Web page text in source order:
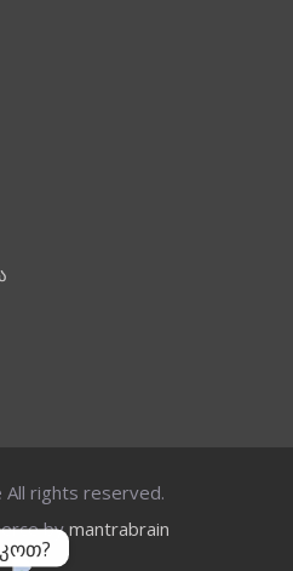
rights reserved.
bymantrabrain